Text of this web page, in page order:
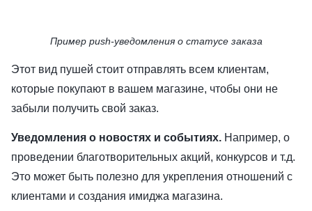
Пример push-уведомления о статусе заказа
Этот вид пушей стоит отправлять всем клиентам,
которые покупают в вашем магазине, чтобы они не
забыли получить свой заказ.
Уведомления о новостях и событиях. Например, о
проведении благотворительных акций, конкурсов и т.д.
Это может быть полезно для укрепления отношений с
клиентами и создания имиджа магазина.